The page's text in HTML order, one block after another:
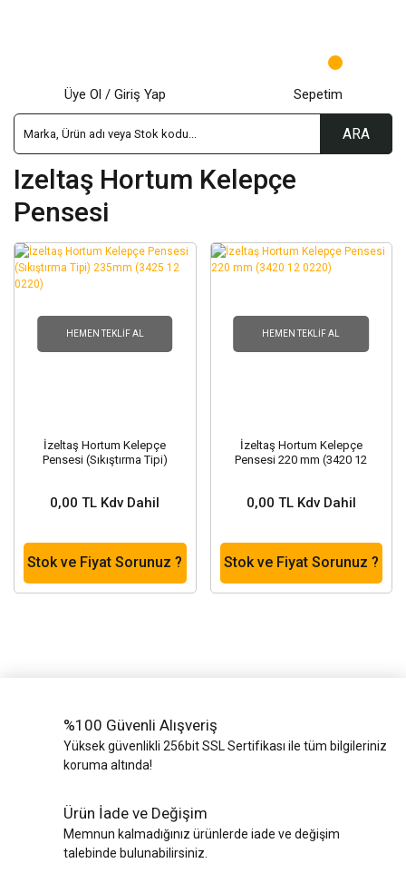
ARA
Üye Ol / Giriş Yap Sepetim
Izeltaş Hortum Kelepçe
Pensesi
HEMEN TEKLIF AL
İzeltaş Hortum Kelepçe
Pensesi (Sıkıştırma Tipi)
0,00 TL Kdv Dahil
Stok ve Fiyat Sorunuz ?
HEMEN TEKLIF AL
İzeltaş Hortum Kelepçe
Pensesi 220 mm (3420 12
0,00 TL Kdv Dahil
Stok ve Fiyat Sorunuz ?
%100 Güvenli Alışveriş
Yüksek güvenlikli 256bit SSL Sertifikası ile tüm bilgileriniz
koruma altında!
Ürün İade ve Değişim
Memnun kalmadığınız ürünlerde iade ve değişim
talebinde bulunabilirsiniz.